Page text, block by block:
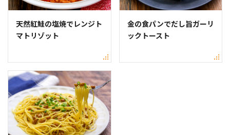
天然紅鮭の塩焼でレンジト
マトリゾット
金の食パンでだし旨ガーリ
ックトースト